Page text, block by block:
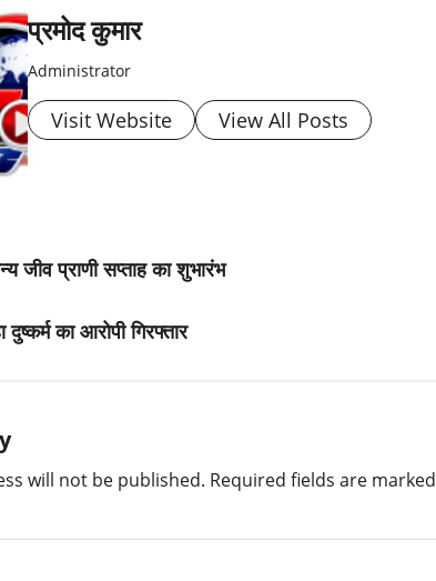
प्रमोद कुमार
Administrator
Visit Website View All Posts
जीव प्राणी सप्ताह का शुभारंभ
का आरोपी गिरफ्तार
will not be published. Required fields are marked